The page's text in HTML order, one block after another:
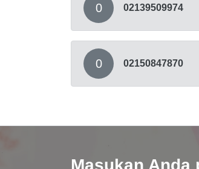
0 02139509974
0 02150847870
Masukan